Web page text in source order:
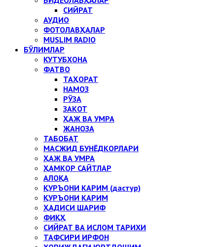
СИЙРАТ
АУДИО
ФОТОЛАВҲАЛАР
MUSLIM RADIO
БЎЛИМЛАР
КУТУБХОНА
ФАТВО
ТАҲОРАТ
НАМОЗ
РЎЗА
ЗАКОТ
ҲАЖ ВА УМРА
ЖАНОЗА
ТАБОБАТ
МАСЖИД БУНЁДКОРЛАРИ
ҲАЖ ВА УМРА
ҲАМКОР САЙТЛАР
АЛОҚА
ҚУРЪОНИ КАРИМ (дастур)
ҚУРЪОНИ КАРИМ
ҲАДИСИ ШАРИФ
ФИҚҲ
СИЙРАТ ВА ИСЛОМ ТАРИХИ
ТАФСИРИ ИРФОН